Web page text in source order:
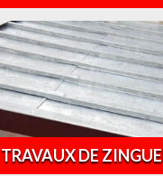
TRAVAUX DE